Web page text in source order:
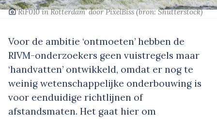
‘RiF010 in Rotterdam’door PixelBiss(bron: Shutterstock)
Voor de ambitie ‘ontmoeten’ hebben de
RIVM-onderzoekers geen vuistregels maar
‘handvatten’ ontwikkeld, omdat er nog te
weinig wetenschappelijke onderbouwing is
voor eenduidige richtlijnen of
afstandsmaten. Het gaat hier om